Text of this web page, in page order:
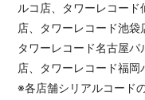
ルコ店、タワーレコー
店、タワーレコード池袋
タワーレコード名古屋
店、タワーレコード福岡
※各店舗シリアルコード